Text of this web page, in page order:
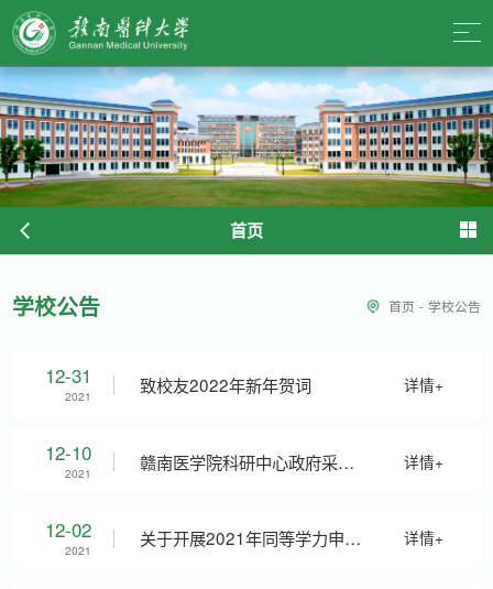
首页
学校公告 首页 - 学校公告
12-31
2021 致校友2022年新年贺词 详情+
12-10
2021 赣南医学院科研中心政府采购
需求调查问卷-2022年科研平台
详情+
12-02
2021 关于开展2021年同等学力申请 详情+